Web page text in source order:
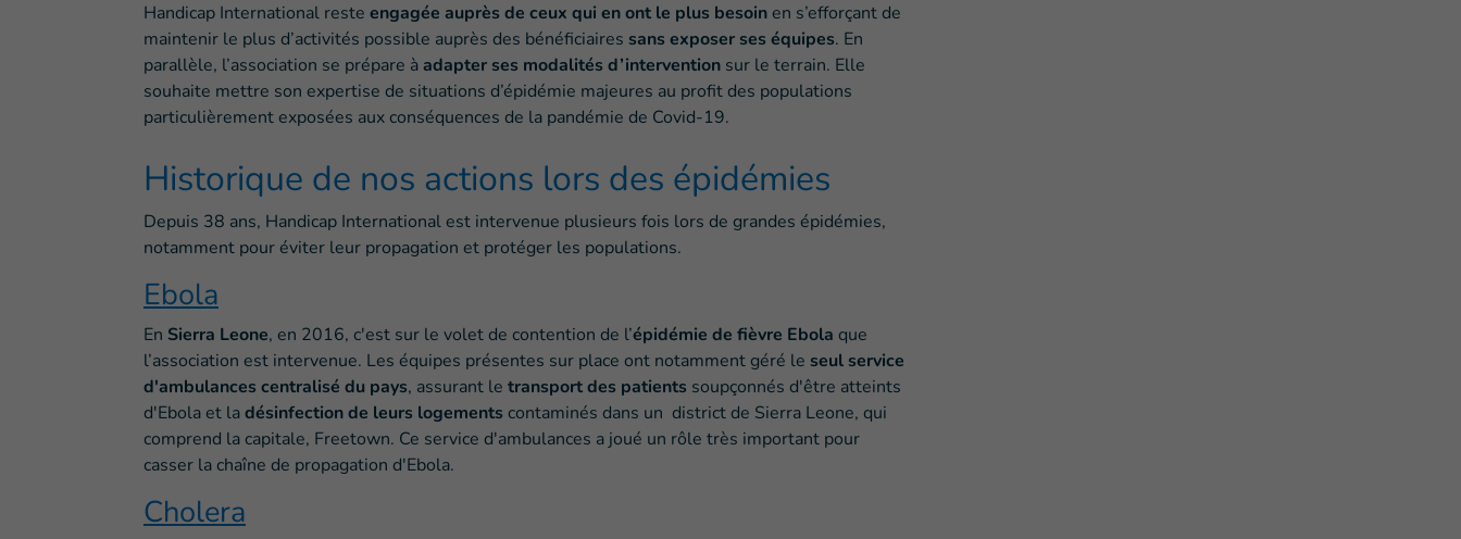
Handicap International reste engagée auprès de ceux qui en ont le plus besoin en s’efforçant de
maintenir le plus d’activités possible auprès des bénéficiaires sans exposer ses équipes. En
parallèle, l’association se prépare àadapter ses modalités d’intervention sur le terrain. Elle
souhaite mettre son expertise de situations d’épidémie majeures au profit des populations
particulièrement exposées aux conséquences de la pandémie de Covid-19.
Historique de nos actions lors des épidémies
Depuis 38 ans, Handicap International est intervenue plusieurs fois lors de grandes épidémies,
notamment pour éviter leur propagation et protéger les populations.
Ebola
En Sierra Leone, en 2016, c'est sur le volet de contention de l’épidémie de fièvre Ebola que
l’association est intervenue. Les équipes présentes sur place ont notamment géré le seul service
d'ambulances centralisé du pays, assurant le transport des patients soupçonnés d'être atteints
d'Ebola et ladésinfection de leurs logements contaminés dans un district de Sierra Leone, qui
comprend la capitale, Freetown. Ce service d'ambulances a joué un rôle très important pour
casser la chaîne de propagation d'Ebola.
Cholera